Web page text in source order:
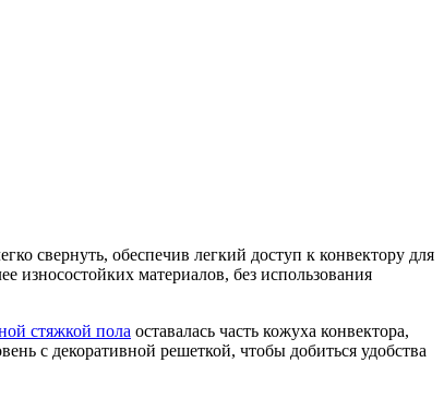
свернуть, обеспечив легкий доступ к конвектору для
износостойких материалов, без использования
стяжкой пола оставалась часть кожуха конвектора,
с декоративной решеткой, чтобы добиться удобства